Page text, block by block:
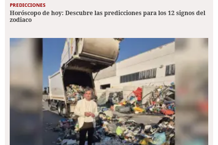
PREDICCIONES
Horóscopo de hoy: Descubre las predicciones para los 12 signos del
zodiaco